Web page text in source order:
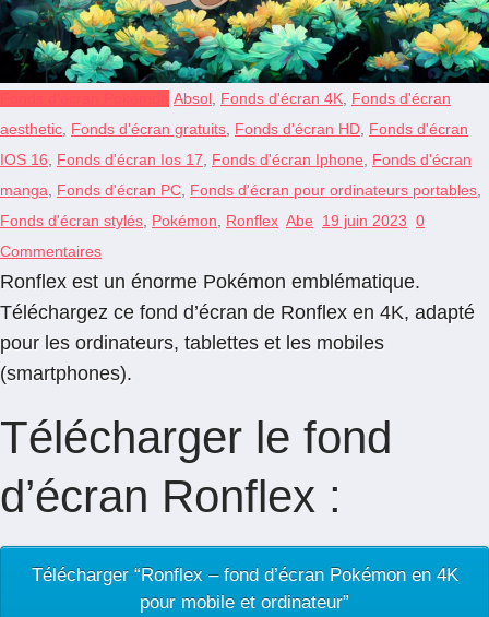
Absol, Fonds d'écran 4K, Fonds d'écran
aesthetic, Fonds d'écran gratuits, Fonds d'écran HD, Fonds d'écran
IOS 16, Fonds d'écran Ios 17, Fonds d'écran Iphone, Fonds d'écran
manga, Fonds d'écran PC, Fonds d'écran pour ordinateurs portables,
Fonds d'écran stylés, Pokémon, Ronflex Abe 19 juin 2023 0
Commentaires
Ronflex est un énorme Pokémon emblématique.
Téléchargez ce fond d’écran de Ronflex en 4K, adapté
pour les ordinateurs, tablettes et les mobiles
(smartphones).
Télécharger le fond
d’écran Ronflex :
Télécharger “Ronflex – fond d’écran Pokémon en 4K
pour mobile et ordinateur”